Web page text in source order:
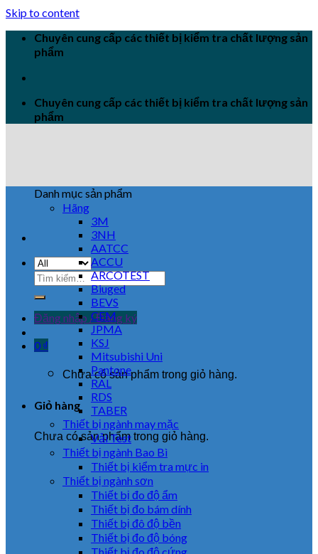
Skip to content
Chuyên cung cấp các thiết bị kiểm tra chất lượng sản
phẩm
Chuyên cung cấp các thiết bị kiểm tra chất lượng sản
phẩm
Đăng nhập / Đăng ký
0 ₫
Chưa có sản phẩm trong giỏ hàng.
Giỏ hàng
Chưa có sản phẩm trong giỏ hàng.
Danh mục sản phẩm
Hãng
3M
3NH
AATCC
ACCU
ARCOTEST
Biuged
BEVS
CEM
JPMA
KSJ
Mitsubishi Uni
Pantone
RAL
RDS
TABER
Thiết bị ngành may mặc
Vải Test
Thiết bị ngành Bao Bì
Thiết bị kiểm tra mực in
Thiết bị ngành sơn
Thiết bị đo độ ẩm
Thiết bị đo bám dính
Thiết bị đô độ bền
Thiết bị đo độ bóng